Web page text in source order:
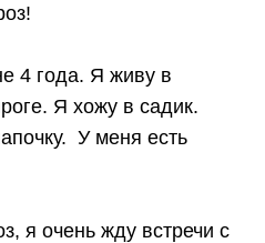
4 года. Я живу в
Я хожу в садик.
У меня есть
я очень жду встречи с